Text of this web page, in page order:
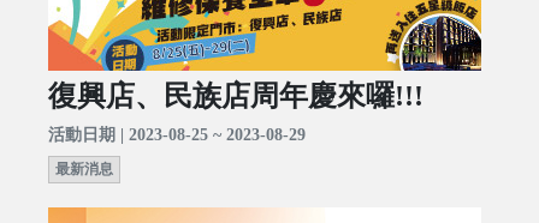
復興店、民族店周年慶來囉!!!
活動日期 | 2023-08-25 ~ 2023-08-29
最新消息